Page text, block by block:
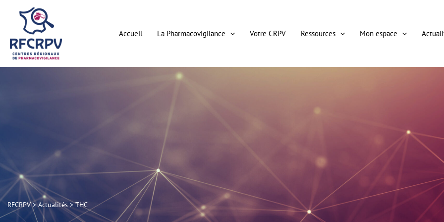
contenu
Accueil La Pharmacovigilance Votre CRPV Ressources Mon espace
RFCRPV>Actualités>THC